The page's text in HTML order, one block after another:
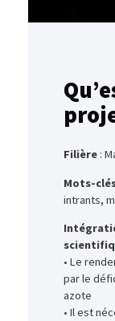
Filière :
Mots-
intrants,
• Le
par le
azote
• Il est